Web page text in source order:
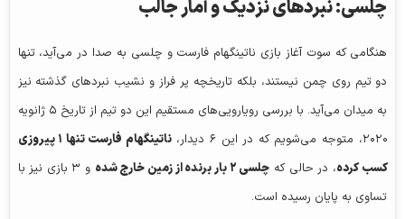
چلسی: نبردهای نزدیک و آمار جالب
هنگامی که سوت آغاز بازی ناتینگهام فارست و چلسی به صدا در می‌آید، تنها
دو تیم روی چمن نیستند، بلکه تاریخچه پر فراز و نشیب نبردهای گذشته نیز
به میدان می‌آید. با بررسی رویارویی‌های مستقیم این دو تیم از تاریخ ۵ ژانویه
۲۰۲۰، متوجه می‌شویم که در این ۶ دیدار،
ناتینگهام فارست تنها ۱ پیروزی
کسب کرده، در حالی که چلسی ۲ بار برنده از زمین خارج شده
و ۳ بازی نیز با
تساوی به پایان رسیده است.